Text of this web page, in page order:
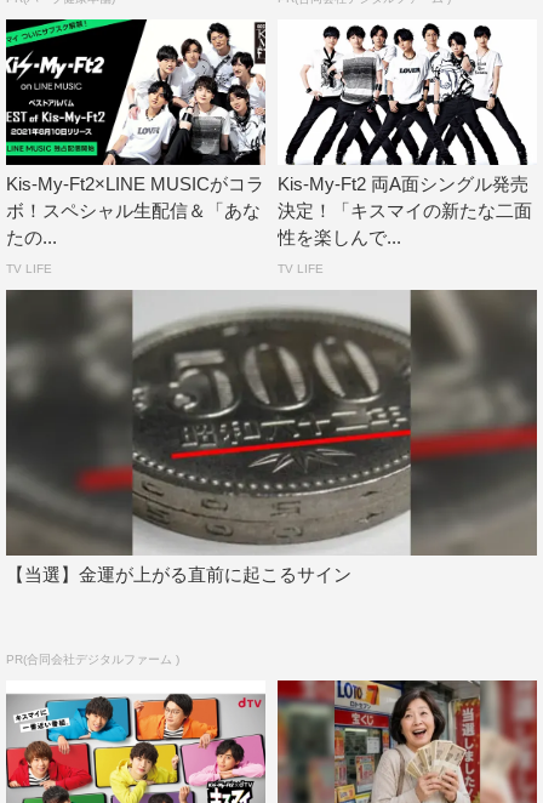
Kis-My-Ft2×LINE MUSICがコラ
ボ！スペシャル生配信＆「あな
たの...
TV LIFE
Kis-My-Ft2 両A面シングル発売
決定！「キスマイの新たな二面
性を楽しんで...
TV LIFE
【当選】金運が上がる直前に起こるサイン
PR(合同会社デジタルファーム )